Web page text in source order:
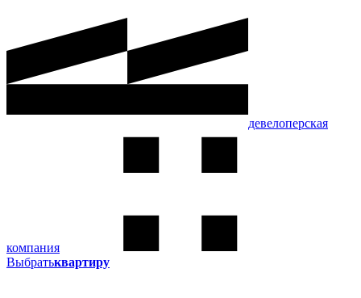
девелоперская
компания
Выбратьквартиру